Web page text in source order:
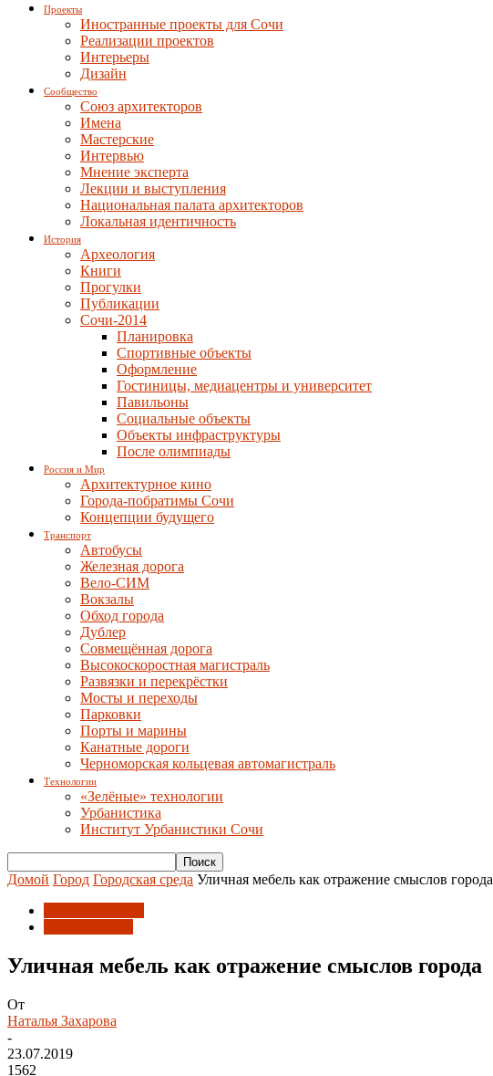
Проекты
Иностранные проекты для Сочи
Реализации проектов
Интерьеры
Дизайн
Сообщество
Союз архитекторов
Имена
Мастерские
Интервью
Мнение эксперта
Лекции и выступления
Национальная палата архитекторов
Локальная идентичность
История
Археология
Книги
Прогулки
Публикации
Сочи-2014
Планировка
Спортивные объекты
Оформление
Гостиницы, медиацентры и университет
Павильоны
Социальные объекты
Объекты инфраструктуры
После олимпиады
Россия и Мир
Архитектурное кино
Города-побратимы Сочи
Концепции будущего
Транспорт
Автобусы
Железная дорога
Вело-СИМ
Вокзалы
Обход города
Дублер
Совмещённая дорога
Высокоскоростная магистраль
Развязки и перекрёстки
Мосты и переходы
Парковки
Порты и марины
Канатные дороги
Черноморская кольцевая автомагистраль
Технологии
«Зелёные» технологии
Урбанистика
Институт Урбанистики Сочи
Домой Город Городская среда Уличная мебель как отражение смыслов города
Уличная мебель как отражение смыслов города
От
Наталья Захарова
-
23.07.2019
1562